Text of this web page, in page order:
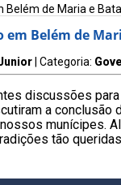
Belém de Maria e
em Belém de
| Categoria:
discussões
a
munícipes.
tão